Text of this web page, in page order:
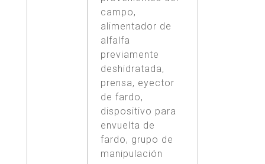
campo,
alimentador de
alfalfa
previamente
deshidratada,
prensa, eyector
de fardo,
dispositivo para
envuelta de
fardo, grupo de
manipulación